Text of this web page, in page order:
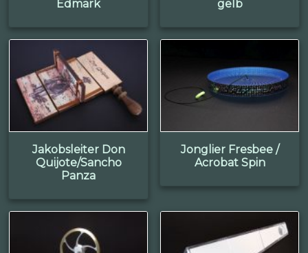
Edmark
gelb
Jakobsleiter Don
Quijote/Sancho
Panza
Jonglier Fresbee /
Acrobat Spin